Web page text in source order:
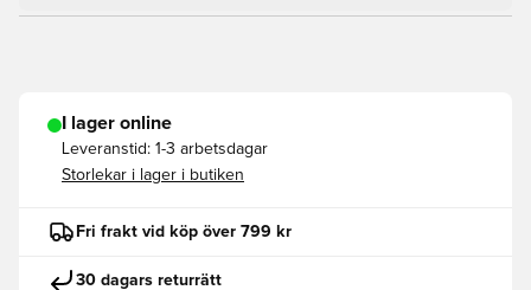
I lager online
Leveranstid: 1-3 arbetsdagar
Storlekar i lager i butiken
Fri frakt vid köp över 799 kr
30 dagars returrätt